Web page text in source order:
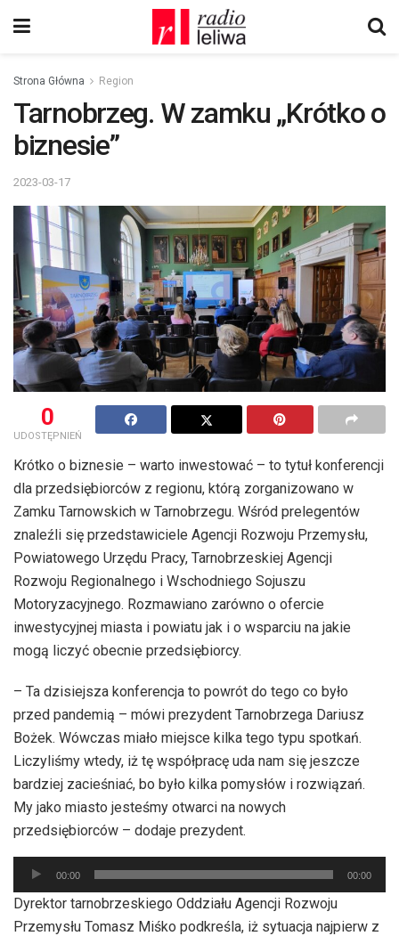
Strona Główna Region
Tarnobrzeg. W zamku „Krótko o
biznesie”
2023-03-17
0
UDOSTĘPNIEŃ
Krótko o biznesie – warto inwestować – to tytuł konferencji
dla przedsiębiorców z regionu, którą zorganizowano w
Zamku Tarnowskich w Tarnobrzegu. Wśród prelegentów
znaleźli się przedstawiciele Agencji Rozwoju Przemysłu,
Powiatowego Urzędu Pracy, Tarnobrzeskiej Agencji
Rozwoju Regionalnego i Wschodniego Sojuszu
Motoryzacyjnego. Rozmawiano zarówno o ofercie
inwestycyjnej miasta i powiatu jak i o wsparciu na jakie
mogą liczyć obecnie przedsiębiorcy.
– Ta dzisiejsza konferencja to powrót do tego co było
przed pandemią – mówi prezydent Tarnobrzega Dariusz
Bożek. Wówczas miało miejsce kilka tego typu spotkań.
Liczyliśmy wtedy, iż tę współpracę uda nam się jeszcze
bardziej zacieśniać, bo było kilka pomysłów i rozwiązań.
My jako miasto jesteśmy otwarci na nowych
przedsiębiorców – dodaje prezydent.
Odtwarzacz
plików
dźwiękowych
00:00 00:00
Dyrektor tarnobrzeskiego Oddziału Agencji Rozwoju
Przemysłu Tomasz Miśko podkreśla, iż sytuacja najpierw z